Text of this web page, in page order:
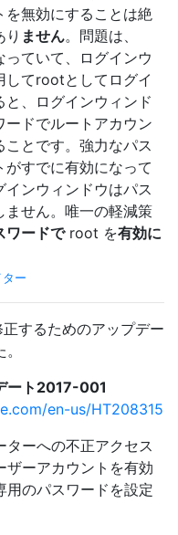
無効にすることは絶
り ません。問題は、
ていて、ログインウ
してrootとしてログイ
と、ログインウィンド
ードでルートアカウン
ことです。強力なパス
がすでに有効になって
インウィンドウはパス
ません。唯一の軽減策
ワードでroot を有効に
ー
するためのアップデー
ート2017-001
en-us/HT208315
ターへの不正アクセス
ーアカウントを有効
のパスワードを設定